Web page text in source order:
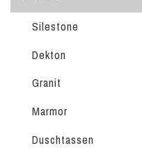
Silestone
Dekton
Granit
Marmor
Duschtassen